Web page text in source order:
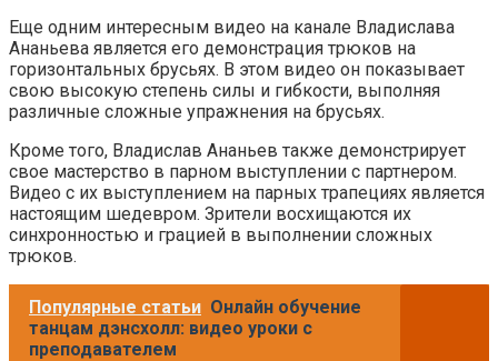
Еще одним интересным видео на канале Владислава
Ананьева является его демонстрация трюков на
горизонтальных брусьях. В этом видео он показывает
свою высокую степень силы и гибкости, выполняя
различные сложные упражнения на брусьях.
Кроме того, Владислав Ананьев также демонстрирует
свое мастерство в парном выступлении с партнером.
Видео с их выступлением на парных трапециях является
настоящим шедевром. Зрители восхищаются их
синхронностью и грацией в выполнении сложных
трюков.
Популярные статьи Онлайн обучение
танцам дэнсхолл: видео уроки с
преподавателем